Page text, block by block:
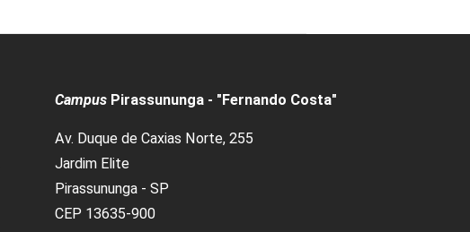
Campus Pirassununga - "Fernando Costa"
Av. Duque de Caxias Norte, 255
Jardim Elite
Pirassununga - SP
CEP 13635-900